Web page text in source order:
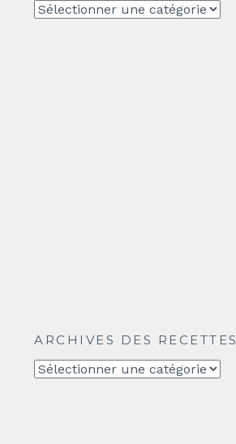
CATEGORIE
ARCHIVES DES RECETTES
Archives